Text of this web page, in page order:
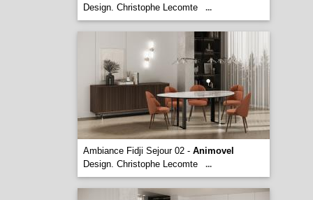
Design. Christophe Lecomte
...
Ambiance Fidji Sejour 02 - Animovel
Design. Christophe Lecomte
...